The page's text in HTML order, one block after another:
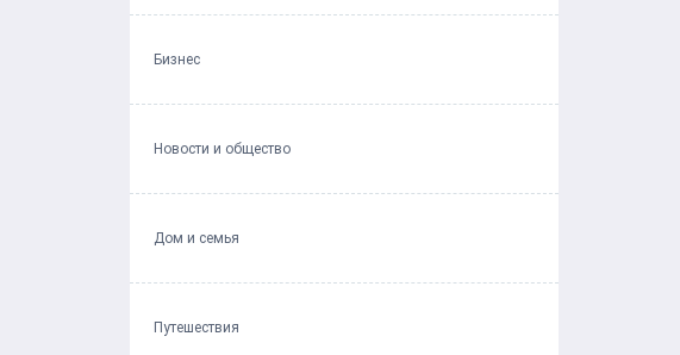
Бизнес
Новости и общество
Дом и семья
Путешествия